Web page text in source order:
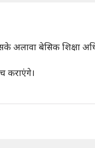
अलावा बेसिक शिक्षा
कराएंगे।